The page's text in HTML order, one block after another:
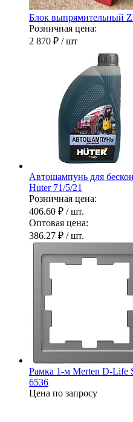
Блок выпрямительный
Розничная цена:
2 870 ₽ / шт
Автошампунь для
Huter 71/5/21
Розничная цена:
406.60 ₽ / шт.
Оптовая цена:
386.27 ₽ / шт.
Рамка 1-м Merten D-Life
6536
Цена по запросу